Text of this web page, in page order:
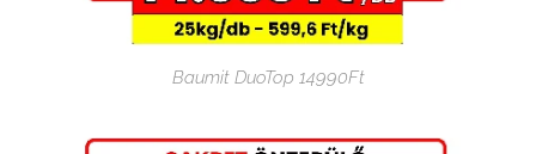
Baumit DuoTop 14990Ft